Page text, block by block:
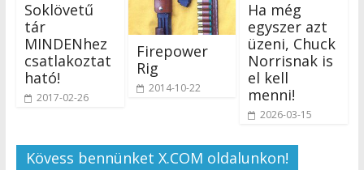
Soklövetű
tár
MINDENhez
csatlakoztat
ható!
2017-02-26
Firepower
Rig
2014-10-22
Ha még
egyszer azt
üzeni, Chuck
Norrisnak is
el kell
menni!
2026-03-15
Kövess bennünket X.COM oldalunkon!